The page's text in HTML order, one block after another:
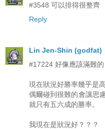
#3548 可以排得很整齊
Reply
Lin Jen-Shin (godfat)
#17224 好像應該滿難的
現在狀況好勝率幾乎是
偶爾碰到很難的會讓思
就只有五六成的勝率。
我現在是狀況好？？？